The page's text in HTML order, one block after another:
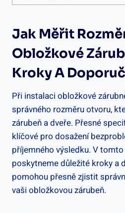
Jak Měřit
Obložkové
Kroky A
Při instalaci obložkové
správného rozměru otvoru,
zárubeň a dveře. Přesné
klíčové pro dosažení
příjemného výsledku. V
poskytneme důležité kroky a
pomohou přesně zjistit
vaši obložkovou zárubeň.